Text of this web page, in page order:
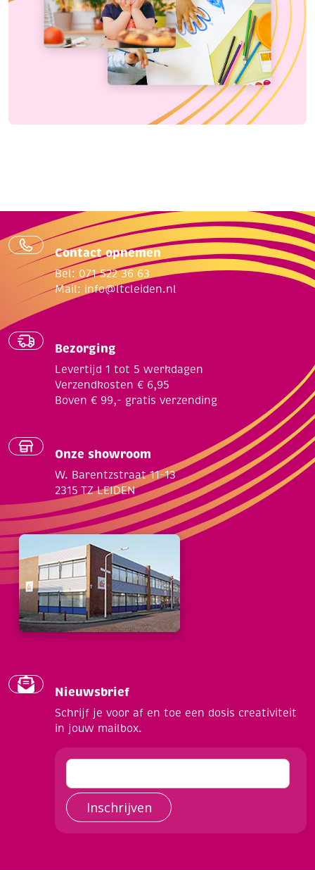
Contact opnemen
Bel: 071 522 36 63
Mail: info@ltcleiden.nl
Bezorging
Levertijd 1 tot 5 werkdagen
Verzendkosten € 6,95
Boven € 99,- gratis verzending
Onze showroom
W. Barentzstraat 11-13
2315 TZ LEIDEN
Nieuwsbrief
Schrijf je voor af en toe een dosis creativiteit
in jouw mailbox.
Inschrijven